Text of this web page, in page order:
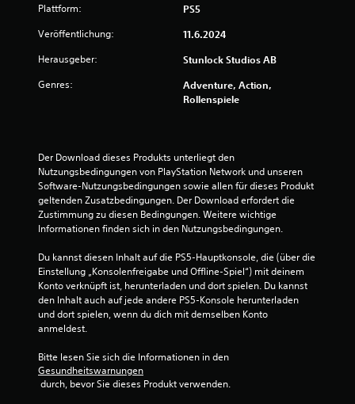
e
w
r
t
Plattform: PS5
Veröffentlichung: 11.6.2024
Herausgeber: Stunlock Studios AB
Genres:
Adventure, Action,
Rollenspiele
Der Download dieses Produkts unterliegt den
Nutzungsbedingungen von PlayStation Network und unseren
Software-Nutzungsbedingungen sowie allen für dieses Produkt
geltenden Zusatzbedingungen. Der Download erfordert die
Zustimmung zu diesen Bedingungen. Weitere wichtige
Informationen finden sich in den Nutzungsbedingungen.
Du kannst diesen Inhalt auf die PS5-Hauptkonsole, die (über die
Einstellung „Konsolenfreigabe und Offline-Spiel“) mit deinem
Konto verknüpft ist, herunterladen und dort spielen. Du kannst
den Inhalt auch auf jede andere PS5-Konsole herunterladen
und dort spielen, wenn du dich mit demselben Konto
anmeldest.
Bitte lesen Sie sich die Informationen in den
Gesundheitswarnungen
durch, bevor Sie dieses Produkt verwenden.